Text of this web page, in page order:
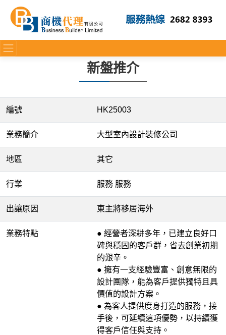
新盤推介
編號 HK25003
業務簡介 大型室內設計裝修公司
地區 其它
行業 服務 服務
出讓原因 東主將移居海外
業務特點
● 經營者深耕多年，已建立良好口
碑與穩固的客戶群，省去創業初期
的艱辛。
● 擁有一支經驗豐富、創意無限的
設計團隊，能為客戶提供獨特且具
價值的設計方案。
● 為客人提供度身打造的服務，接
手後，可延續這項優勢，以持續獲
得客戶信任與支持。